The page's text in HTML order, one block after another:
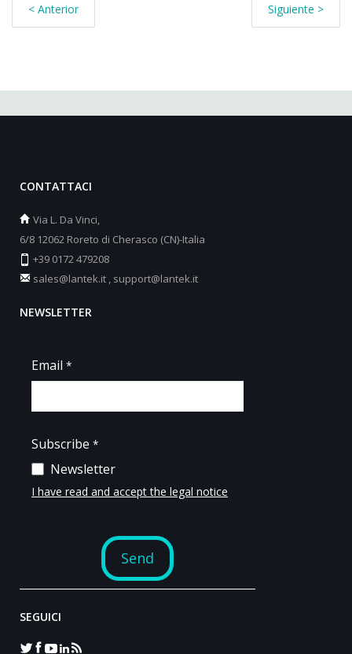
< Anterior Siguiente >
CONTATTACI
Via L. Da Vinci,
6/8 12062 Roreto di Cherasco (CN)-Italia
+39 0172 479208
sales@lantek.it , support@lantek.it
NEWSLETTER
SEGUICI